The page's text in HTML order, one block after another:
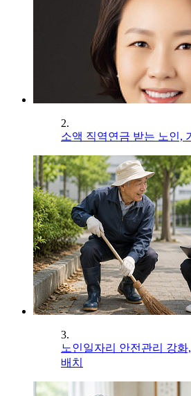
2.
소액 직역연금 받는 노인,
3.
노인일자리 안전관리 강
배치